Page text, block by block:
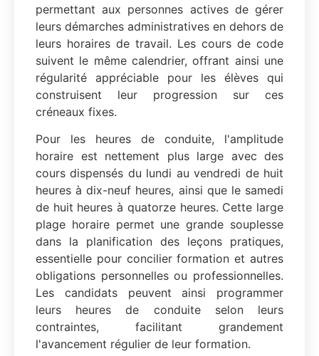
permettant aux personnes actives de gérer
leurs démarches administratives en dehors de
leurs horaires de travail. Les cours de code
suivent le même calendrier, offrant ainsi une
régularité appréciable pour les élèves qui
construisent leur progression sur ces
créneaux fixes.
Pour les heures de conduite, l'amplitude
horaire est nettement plus large avec des
cours dispensés du lundi au vendredi de huit
heures à dix-neuf heures, ainsi que le samedi
de huit heures à quatorze heures. Cette large
plage horaire permet une grande souplesse
dans la planification des leçons pratiques,
essentielle pour concilier formation et autres
obligations personnelles ou professionnelles.
Les candidats peuvent ainsi programmer
leurs heures de conduite selon leurs
contraintes, facilitant grandement
l'avancement régulier de leur formation.